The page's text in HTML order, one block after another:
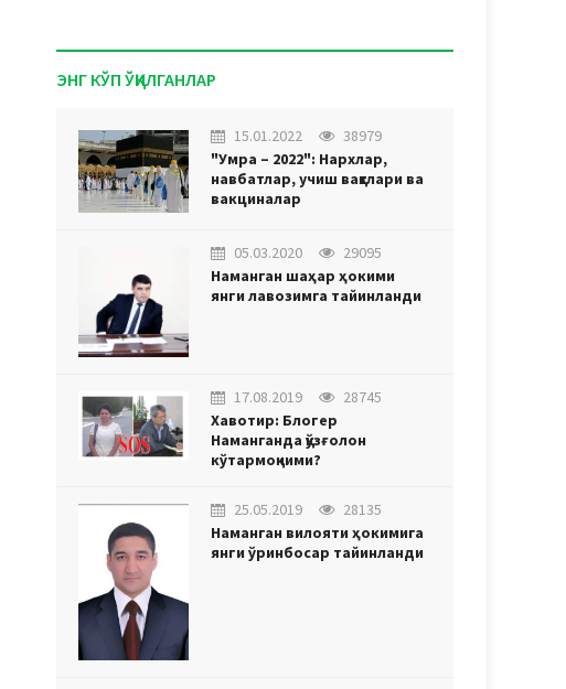
ЭНГ КЎП ЎҚИЛГАНЛАР
15.01.2022
38979
"Умра – 2022": Нархлар,
навбатлар, учиш вақтлари ва
вакциналар
05.03.2020
29095
Наманган шаҳар ҳокими
янги лавозимга тайинланди
17.08.2019
28745
Хавотир: Блогер
Наманганда қўзғолон
кўтармоқчими?
25.05.2019
28135
Наманган вилояти ҳокимига
янги ўринбосар тайинланди